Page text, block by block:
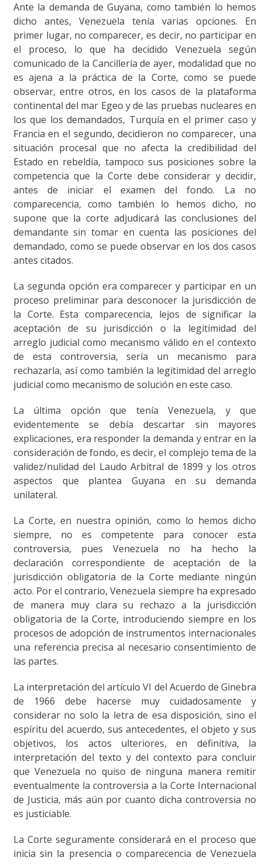
Ante la demanda de Guyana, como también lo hemos
dicho antes, Venezuela tenía varias opciones. En
primer lugar, no comparecer, es decir, no participar en
el proceso, lo que ha decidido Venezuela según
comunicado de la Cancillería de ayer, modalidad que no
es ajena a la práctica de la Corte, como se puede
observar, entre otros, en los casos de la plataforma
continental del mar Egeo y de las pruebas nucleares en
los que los demandados, Turquía en el primer caso y
Francia en el segundo, decidieron no comparecer, una
situación procesal que no afecta la credibilidad del
Estado en rebeldía, tampoco sus posiciones sobre la
competencia que la Corte debe considerar y decidir,
antes de iniciar el examen del fondo. La no
comparecencia, como también lo hemos dicho, no
supone que la corte adjudicará las conclusiones del
demandante sin tomar en cuenta las posiciones del
demandado, como se puede observar en los dos casos
antes citados.
La segunda opción era comparecer y participar en un
proceso preliminar para desconocer la jurisdicción de
la Corte. Esta comparecencia, lejos de significar la
aceptación de su jurisdicción o la legitimidad del
arreglo judicial como mecanismo válido en el contexto
de esta controversia, sería un mecanismo para
rechazarla, así como también la legitimidad del arreglo
judicial como mecanismo de solución en este caso.
La última opción que tenía Venezuela, y que
evidentemente se debía descartar sin mayores
explicaciones, era responder la demanda y entrar en la
consideración de fondo, es decir, el complejo tema de la
validez/nulidad del Laudo Arbitral de 1899 y los otros
aspectos que plantea Guyana en su demanda
unilateral.
La Corte, en nuestra opinión, como lo hemos dicho
siempre, no es competente para conocer esta
controversia, pues Venezuela no ha hecho la
declaración correspondiente de aceptación de la
jurisdicción obligatoria de la Corte mediante ningún
acto. Por el contrario, Venezuela siempre ha expresado
de manera muy clara su rechazo a la jurisdicción
obligatoria de la Corte, introduciendo siempre en los
procesos de adopción de instrumentos internacionales
una referencia precisa al necesario consentimiento de
las partes.
La interpretación del artículo VI del Acuerdo de Ginebra
de 1966 debe hacerse muy cuidadosamente y
considerar no solo la letra de esa disposición, sino el
espíritu del acuerdo, sus antecedentes, el objeto y sus
objetivos, los actos ulteriores, en definitiva, la
interpretación del texto y del contexto para concluir
que Venezuela no quiso de ninguna manera remitir
eventualmente la controversia a la Corte Internacional
de Justicia, más aún por cuanto dicha controversia no
es justiciable.
La Corte seguramente considerará en el proceso que
inicia sin la presencia o comparecencia de Venezuela